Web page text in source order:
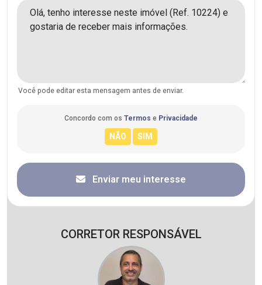
Você pode editar esta mensagem antes de enviar.
Concordo com os Termos e Privacidade
Enviar meu interesse
CORRETOR RESPONSÁVEL